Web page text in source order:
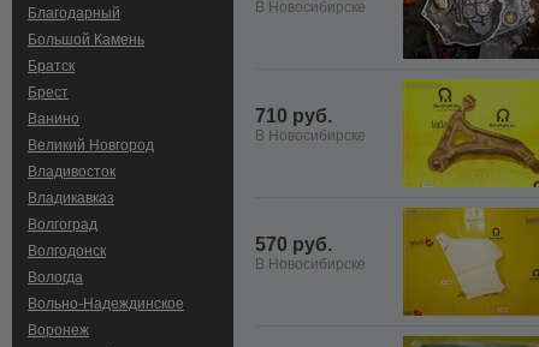
Благодарный
Большой Камень
Братск
Брест
Ванино
Великий Новгород
Владивосток
Владикавказ
Волгоград
Волгодонск
Вологда
Вольно-Hадеждинское
Воронеж
В Новосибирске
710 руб.
В Новосибирске
570 руб.
В Новосибирске